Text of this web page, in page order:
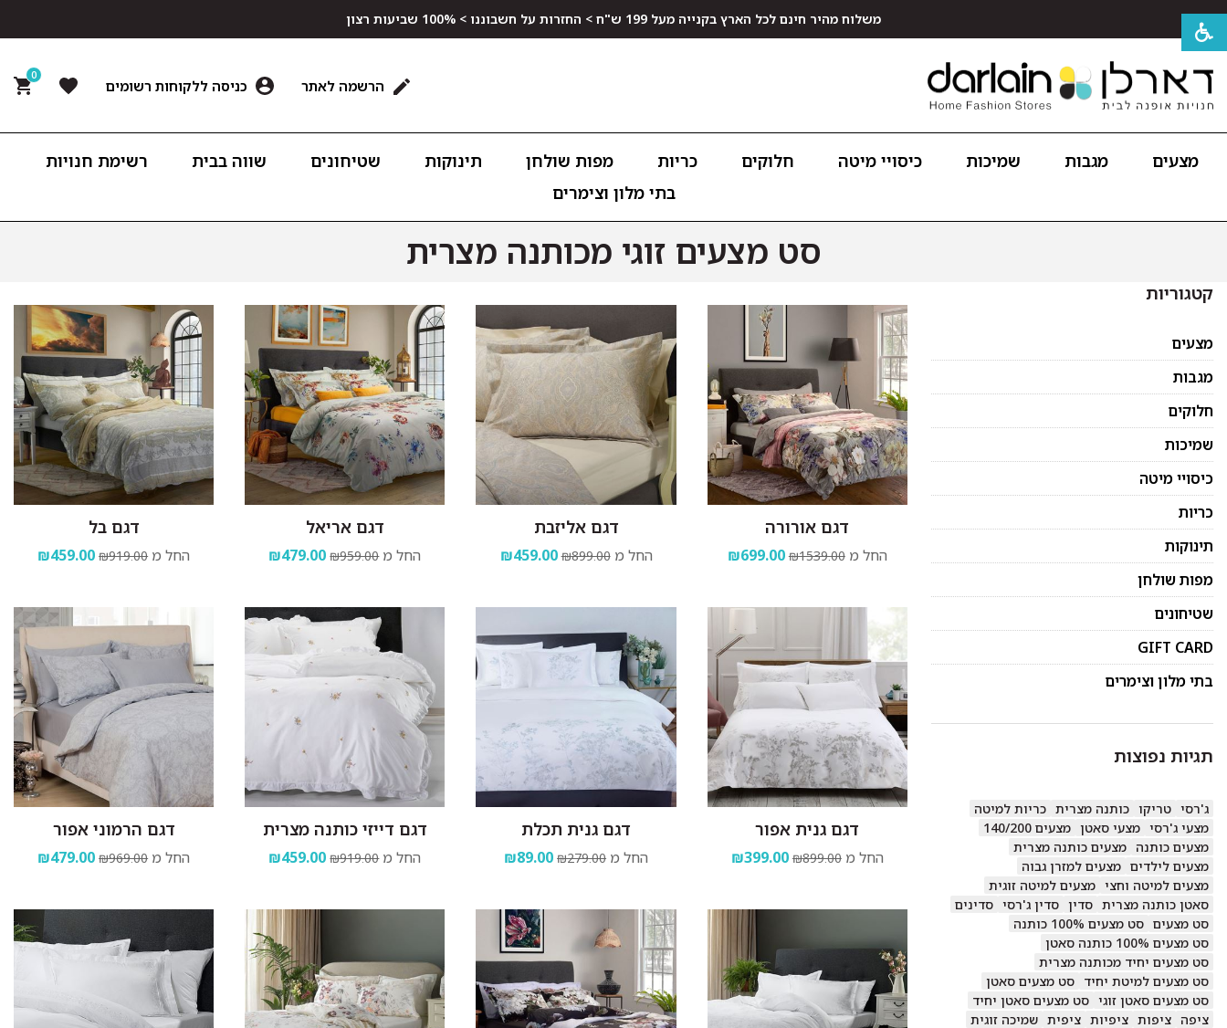
משלוח מהיר חינם לכל הארץ בקנייה מעל 199 ש"ח > החזרות על חשבוננו > 100% שביעות רצון
הרשמה לאתר כניסה ללקוחות רשומים
0
מצעים מגבות שמיכות כיסויי מיטה חלוקים כריות מפות שולחן תינוקות שטיחונים שווה בבית
רשימת חנויות
בתי מלון וצימרים
סט מצעים זוגי מכותנה מצרית
דגם אורורה
החל מ ₪1539.00
₪699.00
דגם אליזבת
החל מ ₪899.00
₪459.00
דגם אריאל
החל מ ₪959.00
₪479.00
דגם בל
החל מ ₪919.00
₪459.00
דגם גנית אפור
החל מ ₪899.00
₪399.00
דגם גנית תכלת
החל מ ₪279.00
₪89.00
דגם דייזי כותנה מצרית
החל מ ₪919.00
₪459.00
דגם הרמוני אפור
החל מ ₪969.00
₪479.00
קטגוריות
מצעים
מגבות
חלוקים
שמיכות
כיסויי מיטה
כריות
תינוקות
מפות שולחן
שטיחונים
GIFT CARD
בתי מלון וצימרים
תגיות נפוצות
ג'רסי טריקו כותנה מצרית כריות למיטה
מצעי ג'רסי מצעי סאטן מצעים 140/200
מצעים כותנה מצעים כותנה מצרית
מצעים לילדים מצעים למזרן גבוה
מצעים למיטה וחצי מצעים למיטה זוגית
סאטן כותנה מצרית סדין סדין ג'רסי סדינים
סט מצעים סט מצעים 100% כותנה
סט מצעים 100% כותנה סאטן
סט מצעים יחיד מכותנה מצרית
סט מצעים למיטת יחיד סט מצעים סאטן
סט מצעים סאטן זוגי סט מצעים סאטן יחיד
ציפה ציפות ציפיות ציפית שמיכה זוגית